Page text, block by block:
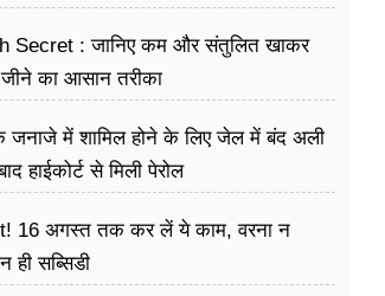
Secret : जानिए कम और संतुलित खाकर
का आसान तरीका
जनाजे में शामिल होने के लिए जेल में बंद अली
हाईकोर्ट से मिली पेरोल
16 अगस्त तक कर लें ये काम, वरना न
ही सब्सिडी